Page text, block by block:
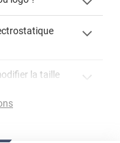
cet article
cet
enlever et stocker
la taille
personnalisée